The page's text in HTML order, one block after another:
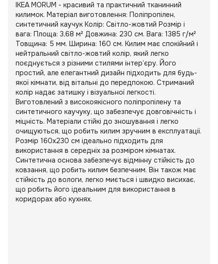
IKEA MORUM - красивий та практичний тканинний
килимок. Матеріал виготовлення: Поліпропілен,
синтетичний каучук Колір: Світло-жовтий Розмір і
вага: Площа: 3,68 м² Довжина: 230 см. Вага: 1385 г/м²
Товщина: 5 мм. Ширина: 160 см. Килим має спокійний і
нейтральний світло-жовтий колір, який легко
поєднується з різними стилями інтер’єру. Його
простий, але елегантний дизайн підходить для будь-
якої кімнати, від вітальні до передпокою. Стриманий
колір надає затишку і візуальної легкості.
Виготовлений з високоякісного поліпропілену та
синтетичного каучуку, що забезпечує довговічність і
міцність. Матеріали стійкі до зношування і легко
очищуються, що робить килим зручним в експлуатації.
Розмір 160x230 см ідеально підходить для
використання в середніх за розміром кімнатах.
Синтетична основа забезпечує відмінну стійкість до
ковзання, що робить килим безпечним. Він також має
стійкість до вологи, легко миється і швидко висихає,
що робить його ідеальним для використання в
коридорах або кухнях.